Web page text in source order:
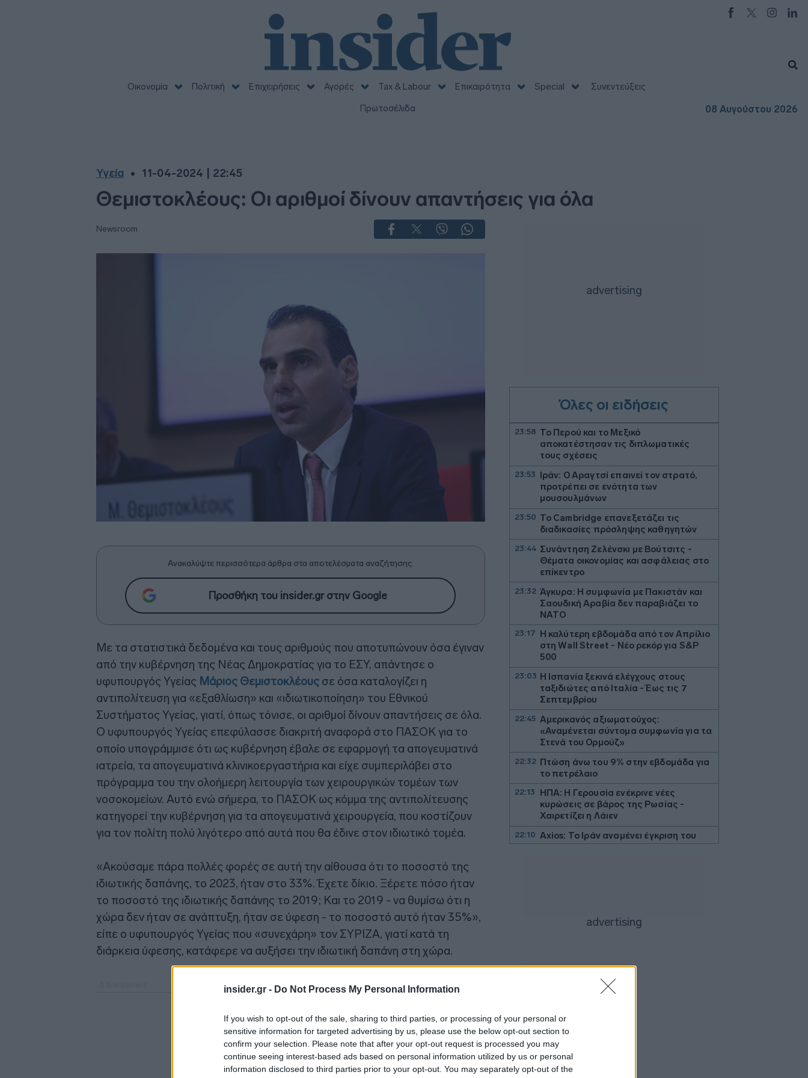
insider.gr - Do Not Process My Personal Information
If you wish to opt-out of the sale, sharing to third parties, or processing of your personal or
sensitive information for targeted advertising by us, please use the below opt-out section to
confirm your selection. Please note that after your opt-out request is processed you may
continue seeing interest-based ads based on personal information utilized by us or personal
information disclosed to third parties prior to your opt-out. You may separately opt-out of the
Οικονομία Πολιτική Επιχειρήσεις Αγορές Tax & Labour Επικαιρότητα Special
Συνεντεύξεις
Πρωτοσέλιδα
08 Αυγούστου 2026
Υγεία 11-04-2024 | 22:45
Θεμιστοκλέους: Οι αριθμοί δίνουν απαντήσεις για όλα
Newsroom
Ανακαλύψτε περισσότερα άρθρα στα αποτελέσματα αναζήτησης.
Προσθήκη του insider.gr στην Google
Με τα στατιστικά δεδομένα και τους αριθμούς που αποτυπώνουν όσα έγιναν
από την κυβέρνηση της Νέας Δημοκρατίας για το ΕΣΥ, απάντησε ο
υφυπουργός Υγείας Μάριος Θεμιστοκλέους σε όσα καταλογίζει η
αντιπολίτευση για «εξαθλίωση» και «ιδιωτικοποίηση» του Εθνικού
Συστήματος Υγείας, γιατί, όπως τόνισε, οι αριθμοί δίνουν απαντήσεις σε όλα.
Ο υφυπουργός Υγείας επεφύλασσε διακριτή αναφορά στο ΠΑΣΟΚ για το
οποίο υπογράμμισε ότι ως κυβέρνηση έβαλε σε εφαρμογή τα απογευματινά
ιατρεία, τα απογευματινά κλινικοεργαστήρια και είχε συμπεριλάβει στο
πρόγραμμα του την ολοήμερη λειτουργία των χειρουργικών τομέων των
νοσοκομείων. Αυτό ενώ σήμερα, το ΠΑΣΟΚ ως κόμμα της αντιπολίτευσης
κατηγορεί την κυβέρνηση για τα απογευματινά χειρουργεία, που κοστίζουν
για τον πολίτη πολύ λιγότερο από αυτά που θα έδινε στον ιδιωτικό τομέα.
«Ακούσαμε πάρα πολλές φορές σε αυτή την αίθουσα ότι το ποσοστό της
ιδιωτικής δαπάνης, το 2023, ήταν στο 33%. Έχετε δίκιο. Ξέρετε πόσο ήταν
το ποσοστό της ιδιωτικής δαπάνης το 2019; Και το 2019 - να θυμίσω ότι η
χώρα δεν ήταν σε ανάπτυξη, ήταν σε ύφεση - το ποσοστό αυτό ήταν 35%»,
είπε ο υφυπουργός Υγείας που «συνεχάρη» τον ΣΥΡΙΖΑ, γιατί κατά τη
διάρκεια ύφεσης, κατάφερε να αυξήσει την ιδιωτική δαπάνη στη χώρα.
Όλες οι ειδήσεις
23:58 Το Περού και το Μεξικό
αποκατέστησαν τις διπλωματικές
τους σχέσεις
23:53 Ιράν: Ο Αραγτσί επαινεί τον στρατό,
προτρέπει σε ενότητα των
μουσουλμάνων
23:50 Το Cambridge επανεξετάζει τις
διαδικασίες πρόσληψης καθηγητών
23:44 Συνάντηση Ζελένσκι με Βούτσιτς -
Θέματα οικονομίας και ασφάλειας στο
επίκεντρο
23:32 Άγκυρα: Η συμφωνία με Πακιστάν και
Σαουδική Αραβία δεν παραβιάζει το
ΝΑΤΟ
23:17 Η καλύτερη εβδομάδα από τον Απρίλιο
στη Wall Street - Νέο ρεκόρ για S&P
500
23:03 Η Ισπανία ξεκινά ελέγχους στους
ταξιδιώτες από Ιταλία - Έως τις 7
Σεπτεμβρίου
22:45 Αμερικανός αξιωματούχος:
«Αναμένεται σύντομα συμφωνία για τα
Στενά του Ορμούζ»
22:32 Πτώση άνω του 9% στην εβδομάδα για
το πετρέλαιο
22:13
ΗΠΑ: Η Γερουσία ενέκρινε νέες
κυρώσεις σε βάρος της Ρωσίας -
Χαιρετίζει η Λάιεν
22:10 Axios: Το Ιράν αναμένει έγκριση του
Συμβουλίου Ασφαλείας για τη
204,6 εκατ. ευρώ
Σκέρτσος: «Το ΠΑΣΟΚ υποκαθιστά την
οικονομική ανάλυση με πολιτική
21:27
Υπ. Παιδείας: 3,35 εκατ. ευρώ στο
Πανεπιστήμιο Κρήτης για το
στεγαστικό επίδομα των φοιτητών
21:11
Η UEFA συνεχίζει το μποϊκοτάζ του